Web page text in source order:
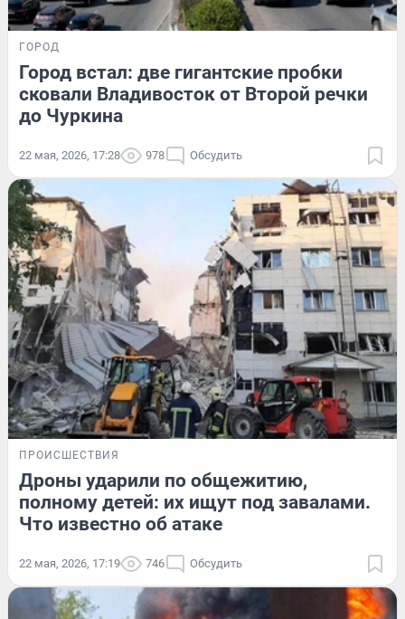
ГОРОД
Город встал: две гигантские пробки
сковали Владивосток от Второй речки
до Чуркина
22 мая, 2026, 17:28 978 Обсудить
ПРОИСШЕСТВИЯ
Дроны ударили по общежитию,
полному детей: их ищут под завалами.
Что известно об атаке
22 мая, 2026, 17:19 746 Обсудить